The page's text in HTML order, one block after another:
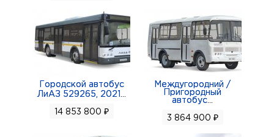
Городской автобус
ЛиАЗ 529265, 2021
14 853 800 ₽
Междугородний /
Пригородный
автобус
3 864 900 ₽